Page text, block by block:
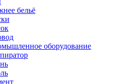
бельё
оборудование